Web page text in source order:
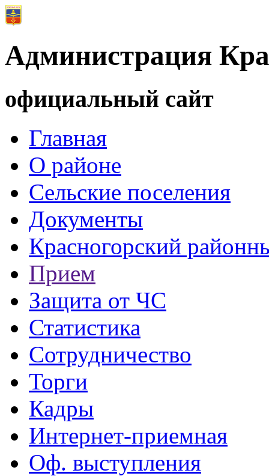
Администрация
официальный сайт
Главная
О районе
Сельские поселения
Документы
Красногорский
Прием
Защита от ЧС
Статистика
Сотрудничество
Торги
Кадры
Интернет-приемная
Оф. выступления